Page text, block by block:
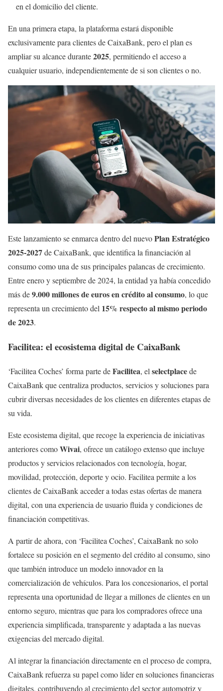
en el domicilio del cliente.
En una primera etapa, la plataforma estará disponible
exclusivamente para clientes de CaixaBank, pero el plan es
ampliar su alcance durante2025, permitiendo el acceso a
cualquier usuario, independientemente de si son clientes o no.
Este lanzamiento se enmarca dentro del nuevoPlan Estratégico
2025-2027de CaixaBank, que identifica la financiación al
consumo como una de sus principales palancas de crecimiento.
Entre enero y septiembre de 2024, la entidad ya había concedido
más de9.000 millones de euros en crédito al consumo, lo que
representa un crecimiento del 15% respecto al mismo periodo
de 2023.
Facilitea: el ecosistema digital de CaixaBank
‘Facilitea Coches’ forma parte deFacilitea, el selectplacede
CaixaBank que centraliza productos, servicios y soluciones para
cubrir diversas necesidades de los clientes en diferentes etapas de
su vida.
Este ecosistema digital, que recoge la experiencia de iniciativas
anteriores comoWivai, ofrece un catálogo extenso que incluye
productos y servicios relacionados con tecnología, hogar,
movilidad, protección, deporte y ocio. Facilitea permite a los
clientes de CaixaBank acceder a todas estas ofertas de manera
digital, con una experiencia de usuario fluida y condiciones de
financiación competitivas.
A partir de ahora, con ‘Facilitea Coches’, CaixaBank no solo
fortalece su posición en el segmento del crédito al consumo, sino
que también introduce un modelo innovador en la
comercialización de vehículos. Para los concesionarios, el portal
representa una oportunidad de llegar a millones de clientes en un
entorno seguro, mientras que para los compradores ofrece una
experiencia simplificada, transparente y adaptada a las nuevas
exigencias del mercado digital.
Al integrar la financiación directamente en el proceso de compra,
CaixaBank refuerza su papel como líder en soluciones financieras
digitales, contribuyendo al crecimiento del sector automotriz y